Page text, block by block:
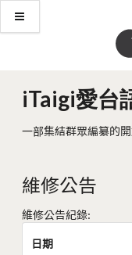
iTaigi愛台
一部集結群眾編纂的
維修公告
維修公告紀錄:
日期